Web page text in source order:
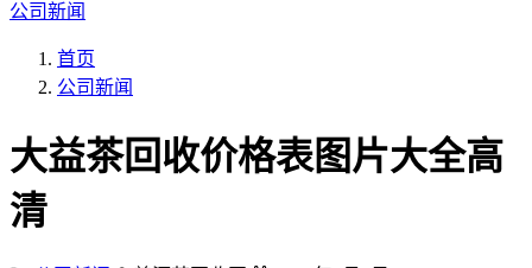
公司新闻
首页
公司新闻
大益茶回收价格表图片大全高
清